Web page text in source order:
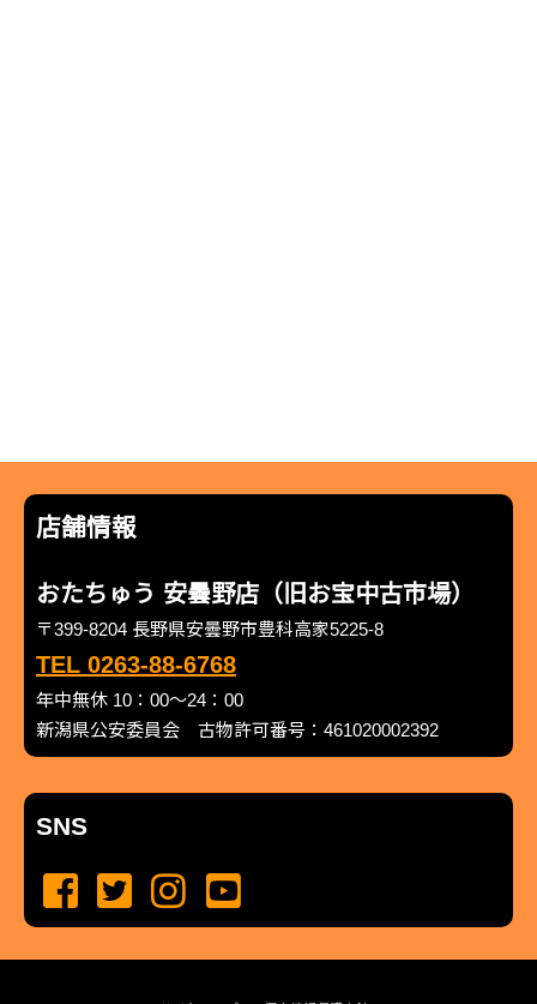
店舗情報
おたちゅう 安曇野店（旧お宝中古市場）
〒399-8204 長野県安曇野市豊科高家5225-8
TEL 0263-88-6768
年中無休 10：00～24：00
新潟県公安委員会 古物許可番号：461020002392
SNS